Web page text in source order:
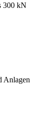
300 kN
Anlagen